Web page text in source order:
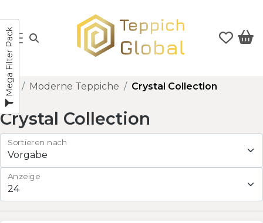
Mega Filter Pack Moderne Teppiche Crystal Collection
Crystal Collection
Sortieren nach
Anzeige